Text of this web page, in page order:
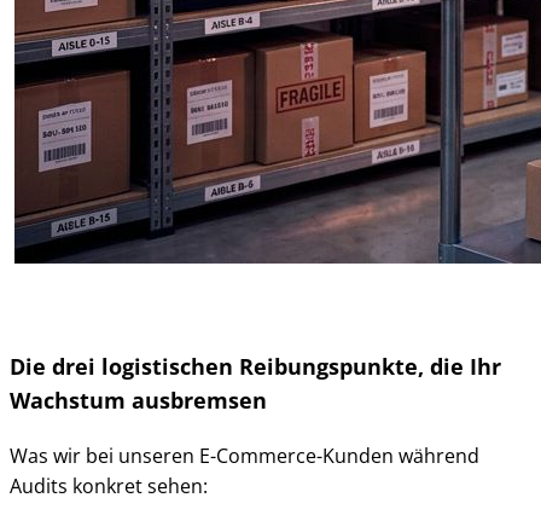
Die drei logistischen Reibungspunkte, die Ihr
Wachstum ausbremsen
Was wir bei unseren E-Commerce-Kunden während
Audits konkret sehen: